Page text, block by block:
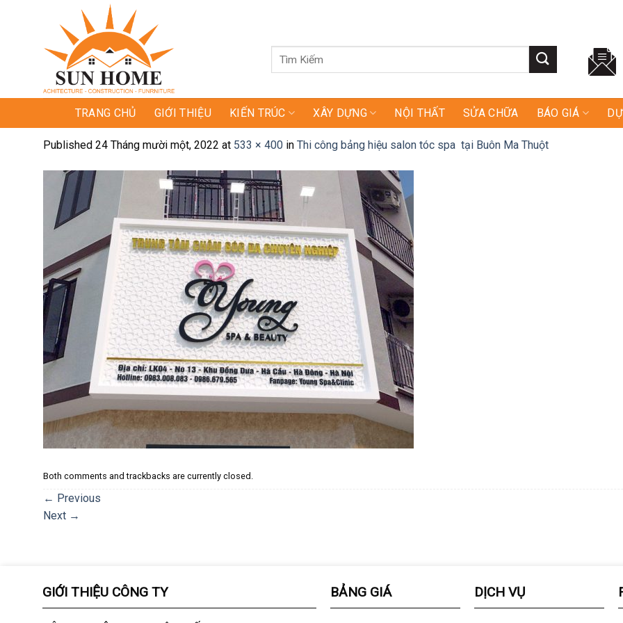
Tìm
TRANG CHỦ GIỚI THIỆU KIẾN TRÚC XÂY DỰNG NỘI THẤT SỬA CHỮA BÁO GIÁ
Published 24 Tháng mười một, 2022 at 533 × 400 in Thi công bảng hiệu salon tóc spa tại Buôn Ma Thuột
Both comments and trackbacks are currently closed.
← Previous
Next →
GIỚI THIỆU CÔNG TY BẢNG GIÁ DỊCH VỤ